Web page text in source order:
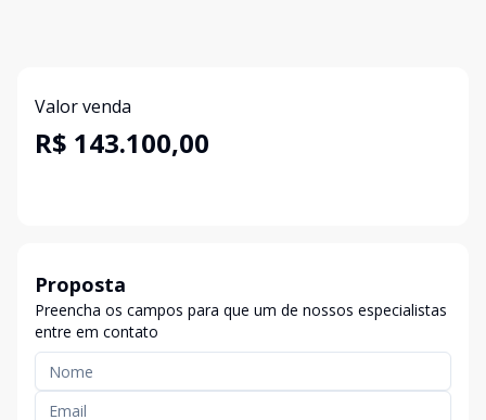
Valor venda
R$ 143.100,00
Proposta
Preencha os campos para que um de nossos especialistas
entre em contato